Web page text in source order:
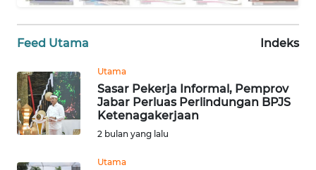
Feed Utama Indeks
Utama
Sasar Pekerja Informal, Pemprov
Jabar Perluas Perlindungan BPJS
Ketenagakerjaan
2 bulan yang lalu
Utama
PAPUA
BARAT
RIAU
WN
SERAMBI
WN